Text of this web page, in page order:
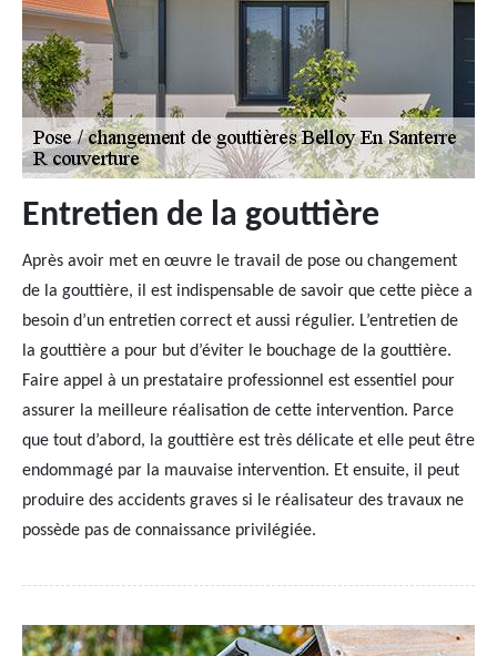
Entretien de la gouttière
Après avoir met en œuvre le travail de pose ou changement
de la gouttière, il est indispensable de savoir que cette pièce a
besoin d’un entretien correct et aussi régulier. L’entretien de
la gouttière a pour but d’éviter le bouchage de la gouttière.
Faire appel à un prestataire professionnel est essentiel pour
assurer la meilleure réalisation de cette intervention. Parce
que tout d’abord, la gouttière est très délicate et elle peut être
endommagé par la mauvaise intervention. Et ensuite, il peut
produire des accidents graves si le réalisateur des travaux ne
possède pas de connaissance privilégiée.